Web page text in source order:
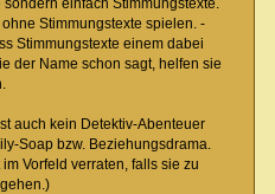
einfach Stimmungstexte.
Stimmungstexte spielen. -
Stimmungstexte einem dabei
der Name schon sagt, helfen sie
auch kein Detektiv-Abenteuer
Soap bzw. Beziehungsdrama.
Vorfeld verraten, falls sie zu